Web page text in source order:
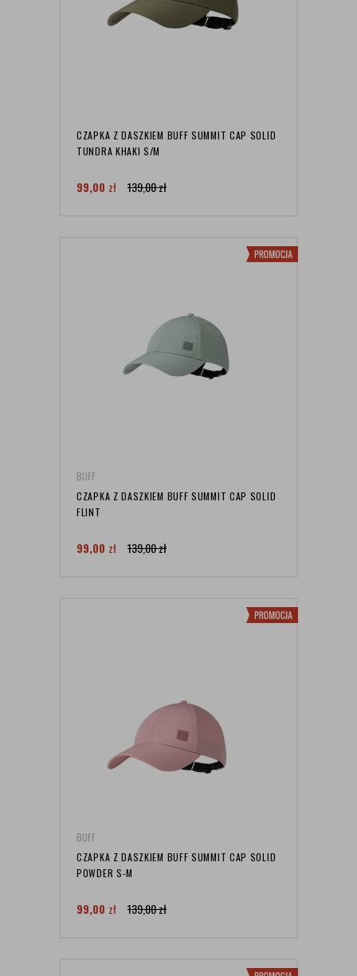
CZAPKA Z DASZKIEM BUFF SUMMIT CAP SOLID
TUNDRA KHAKI S/M
99,00 zł 139,00zł
BUFF
CZAPKA Z DASZKIEM BUFF SUMMIT CAP SOLID
FLINT
99,00 zł 139,00zł
BUFF
CZAPKA Z DASZKIEM BUFF SUMMIT CAP SOLID
POWDER S-M
99,00 zł 139,00zł